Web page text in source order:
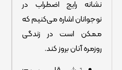
نشانه رایج اضطراب در
نوجوانان اشاره می‌کنیم که
ممکن است در زندگی
روزمره‌ آنان بروز کند.